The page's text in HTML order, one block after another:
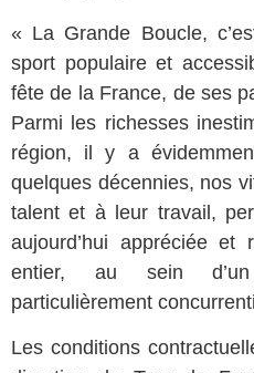
« La Grande Boucle,
sport populaire et
fête de la France, de ses
Parmi les richesses
région, il y a
quelques décennies, nos
talent et à leur travail,
aujourd’hui appréciée et
entier, au sein d’un
particulièrement
Les conditions